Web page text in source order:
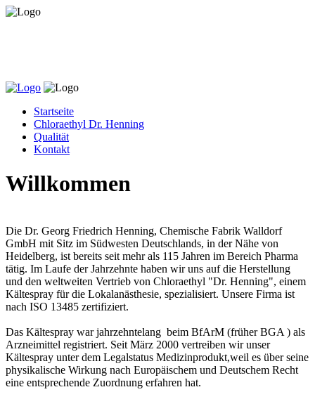
Startseite
Chloraethyl Dr. Henning
Qualität
Kontakt
Willkommen
Die Dr. Georg Friedrich Henning, Chemische Fabrik Walldorf
GmbH mit Sitz im Südwesten Deutschlands, in der Nähe von
Heidelberg, ist bereits seit mehr als 115 Jahren im Bereich Pharma
tätig. Im Laufe der Jahrzehnte haben wir uns auf die Herstellung
und den weltweiten Vertrieb von Chloraethyl "Dr. Henning", einem
Kältespray für die Lokalanästhesie, spezialisiert. Unsere Firma ist
nach ISO 13485 zertifiziert.
Das Kältespray war jahrzehntelang beim BfArM (früher BGA ) als
Arzneimittel registriert. Seit März 2000 vertreiben wir unser
Kältespray unter dem Legalstatus Medizinprodukt,weil es über seine
physikalische Wirkung nach Europäischem und Deutschem Recht
eine entsprechende Zuordnung erfahren hat.